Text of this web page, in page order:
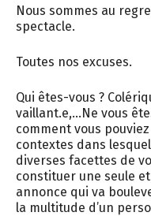
Nous sommes au
spectacle.
Toutes nos excuses.
Qui êtes-vous ?
vaillant.e,…Ne vous
comment vous
contextes dans
diverses facettes de
constituer une seule
annonce qui va
la multitude d’un